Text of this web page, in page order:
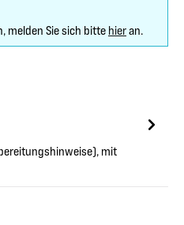
melden Sie sich bitte hieran.
mit